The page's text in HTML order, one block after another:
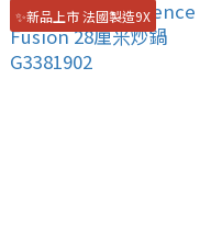
✨新品上市 法國製造9X